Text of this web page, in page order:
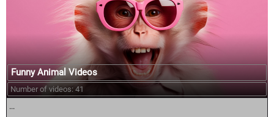
Funny Animal Videos
Number of videos: 41
...